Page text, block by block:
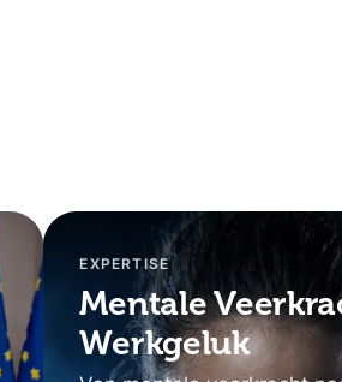
EXPERTISE
Mentale
Werkgeluk